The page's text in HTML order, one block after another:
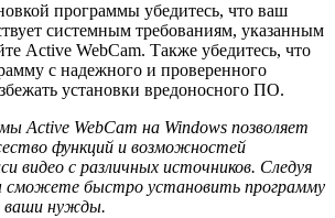
программы убедитесь, что ваш
системным требованиям, указанным
Active WebCam. Также убедитесь, что
с надежного и проверенного
установки вредоносного ПО.
Active WebCam на Windows позволяет
функций и возможностей
видео с различных источников. Следуя
быстро установить программу
ваши нужды.